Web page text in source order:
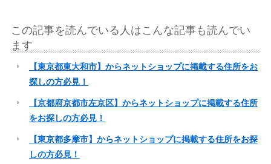
この記事を読んでいる人はこんな記事も読んでい
ます
【東京都東大和市】からネットショップに掲載する住所をお
探しの方必見！
【京都府京都市左京区】からネットショップに掲載する住所
をお探しの方必見！
【東京都多摩市】からネットショップに掲載する住所をお探
しの方必見！